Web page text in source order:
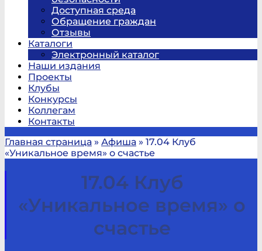
Доступная среда
Обращение граждан
Отзывы
Каталоги
Электронный каталог
Наши издания
Проекты
Клубы
Конкурсы
Коллегам
Контакты
Главная страница » Афиша » 17.04 Клуб
«Уникальное время» о счастье
17.04 Клуб
«Уникальное время» о
счастье